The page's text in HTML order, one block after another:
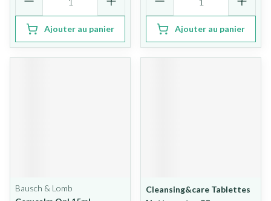
Ajouter au panier Ajouter au panier
Bausch & Lomb
Cleansing&care Tablettes